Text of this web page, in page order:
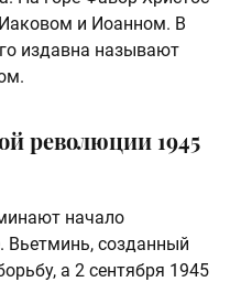
и Иоанном. В
издавна называют
революции 1945
начало
Вьетминь, созданный
а 2 сентября 1945